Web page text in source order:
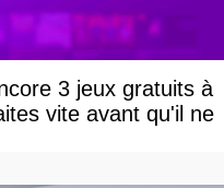
3 jeux gratuits à
vite avant qu'il ne